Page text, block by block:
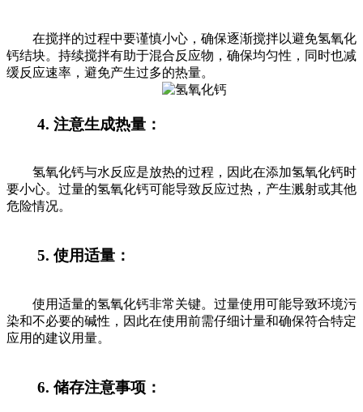
在搅拌的过程中要谨慎小心，确保逐渐搅拌以避免氢氧化
钙结块。持续搅拌有助于混合反应物，确保均匀性，同时也减
缓反应速率，避免产生过多的热量。
4. 注意生成热量：
氢氧化钙与水反应是放热的过程，因此在添加氢氧化钙时
要小心。过量的氢氧化钙可能导致反应过热，产生溅射或其他
危险情况。
5. 使用适量：
使用适量的氢氧化钙非常关键。过量使用可能导致环境污
染和不必要的碱性，因此在使用前需仔细计量和确保符合特定
应用的建议用量。
6. 储存注意事项：